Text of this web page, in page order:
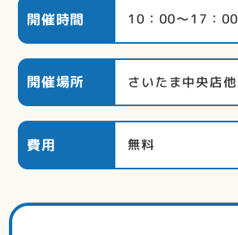
開催時間 10：00～17：00
開催場所 さいたま中央店他
費用 無料